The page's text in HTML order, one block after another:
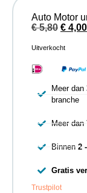
Auto Motor
€5,80 € 4,00
Uitverkocht
Meer dan
branche
Meer dan
Binnen 2
Gratis
Trustpilot